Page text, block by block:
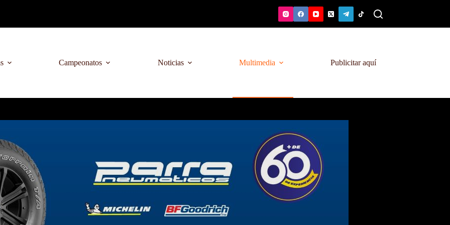
Campeonatos Noticias Multimedia Publicitar aquí